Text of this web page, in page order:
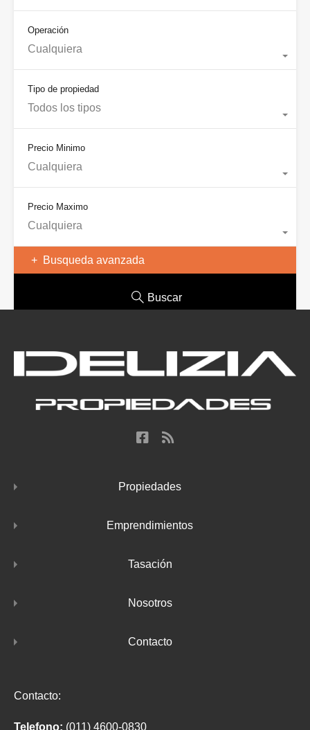
Operación
Cualquiera
Tipo de propiedad
Todos los tipos
Precio Minimo
Cualquiera
Precio Maximo
Cualquiera
Busqueda avanzada
Buscar
Propiedades
Emprendimientos
Tasación
Nosotros
Contacto
Contacto:
Telefono: (011) 4600-0830